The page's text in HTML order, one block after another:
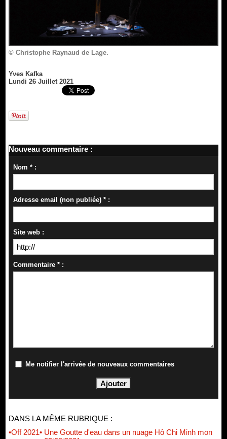
© Christophe Raynaud de Lage.
Yves Kafka
Lundi 26 Juillet 2021
Nouveau commentaire :
Nom * :
Adresse email (non publiée) * :
Site web :
Commentaire * :
Me notifier l'arrivée de nouveaux commentaires
DANS LA MÊME RUBRIQUE :
•Off 2021• Une Goutte d'eau dans un nuage Hô Chi Minh mon